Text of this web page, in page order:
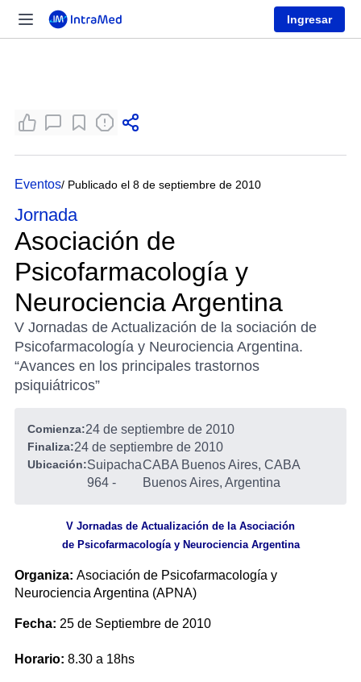
Ingresar
Eventos/ Publicado el 8 de septiembre de 2010
Jornada
Asociación de
Psicofarmacología y
Neurociencia Argentina
V Jornadas de Actualización de la sociación de
Psicofarmacología y Neurociencia Argentina.
“Avances en los principales trastornos
psiquiátricos”
Comienza:24 de septiembre de 2010
Finaliza:24 de septiembre de 2010
Ubicación:Suipacha
964 -
CABA Buenos Aires, CABA
Buenos Aires, Argentina
V Jornadas de Actualización de la Asociación
de Psicofarmacología y Neurociencia Argentina
Organiza: Asociación de Psicofarmacología y
Neurociencia Argentina (APNA)
Fecha: 25 de Septiembre de 2010
Horario: 8.30 a 18hs